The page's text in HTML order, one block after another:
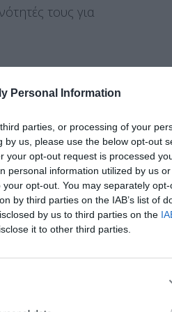
Personal Information
parties, or processing of your
us, please use the below opt-out
your opt-out request is processed
personal information utilized by us
opt-out. You may separately
by third parties on the IAB’s list of
by us to third parties on the
it to other third parties.
Συγκατάθεσης
τεχνολογίες όπως cookies για
δεδομένα προσωπικού
μπορεί να επηρεάσει
τους για
σήμερα
πρώτο αγώνα τους
Δευτέρα (28/8, 15:40)
την Τετάρτη (30/8,